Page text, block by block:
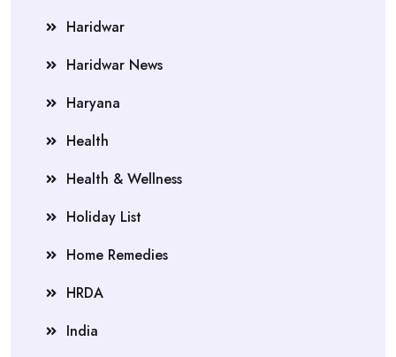
Haridwar
Haridwar News
Haryana
Health
Health & Wellness
Holiday List
Home Remedies
HRDA
India